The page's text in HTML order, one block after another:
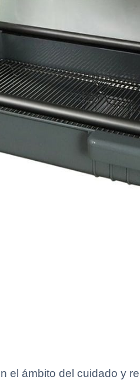
el ámbito del cuidado y